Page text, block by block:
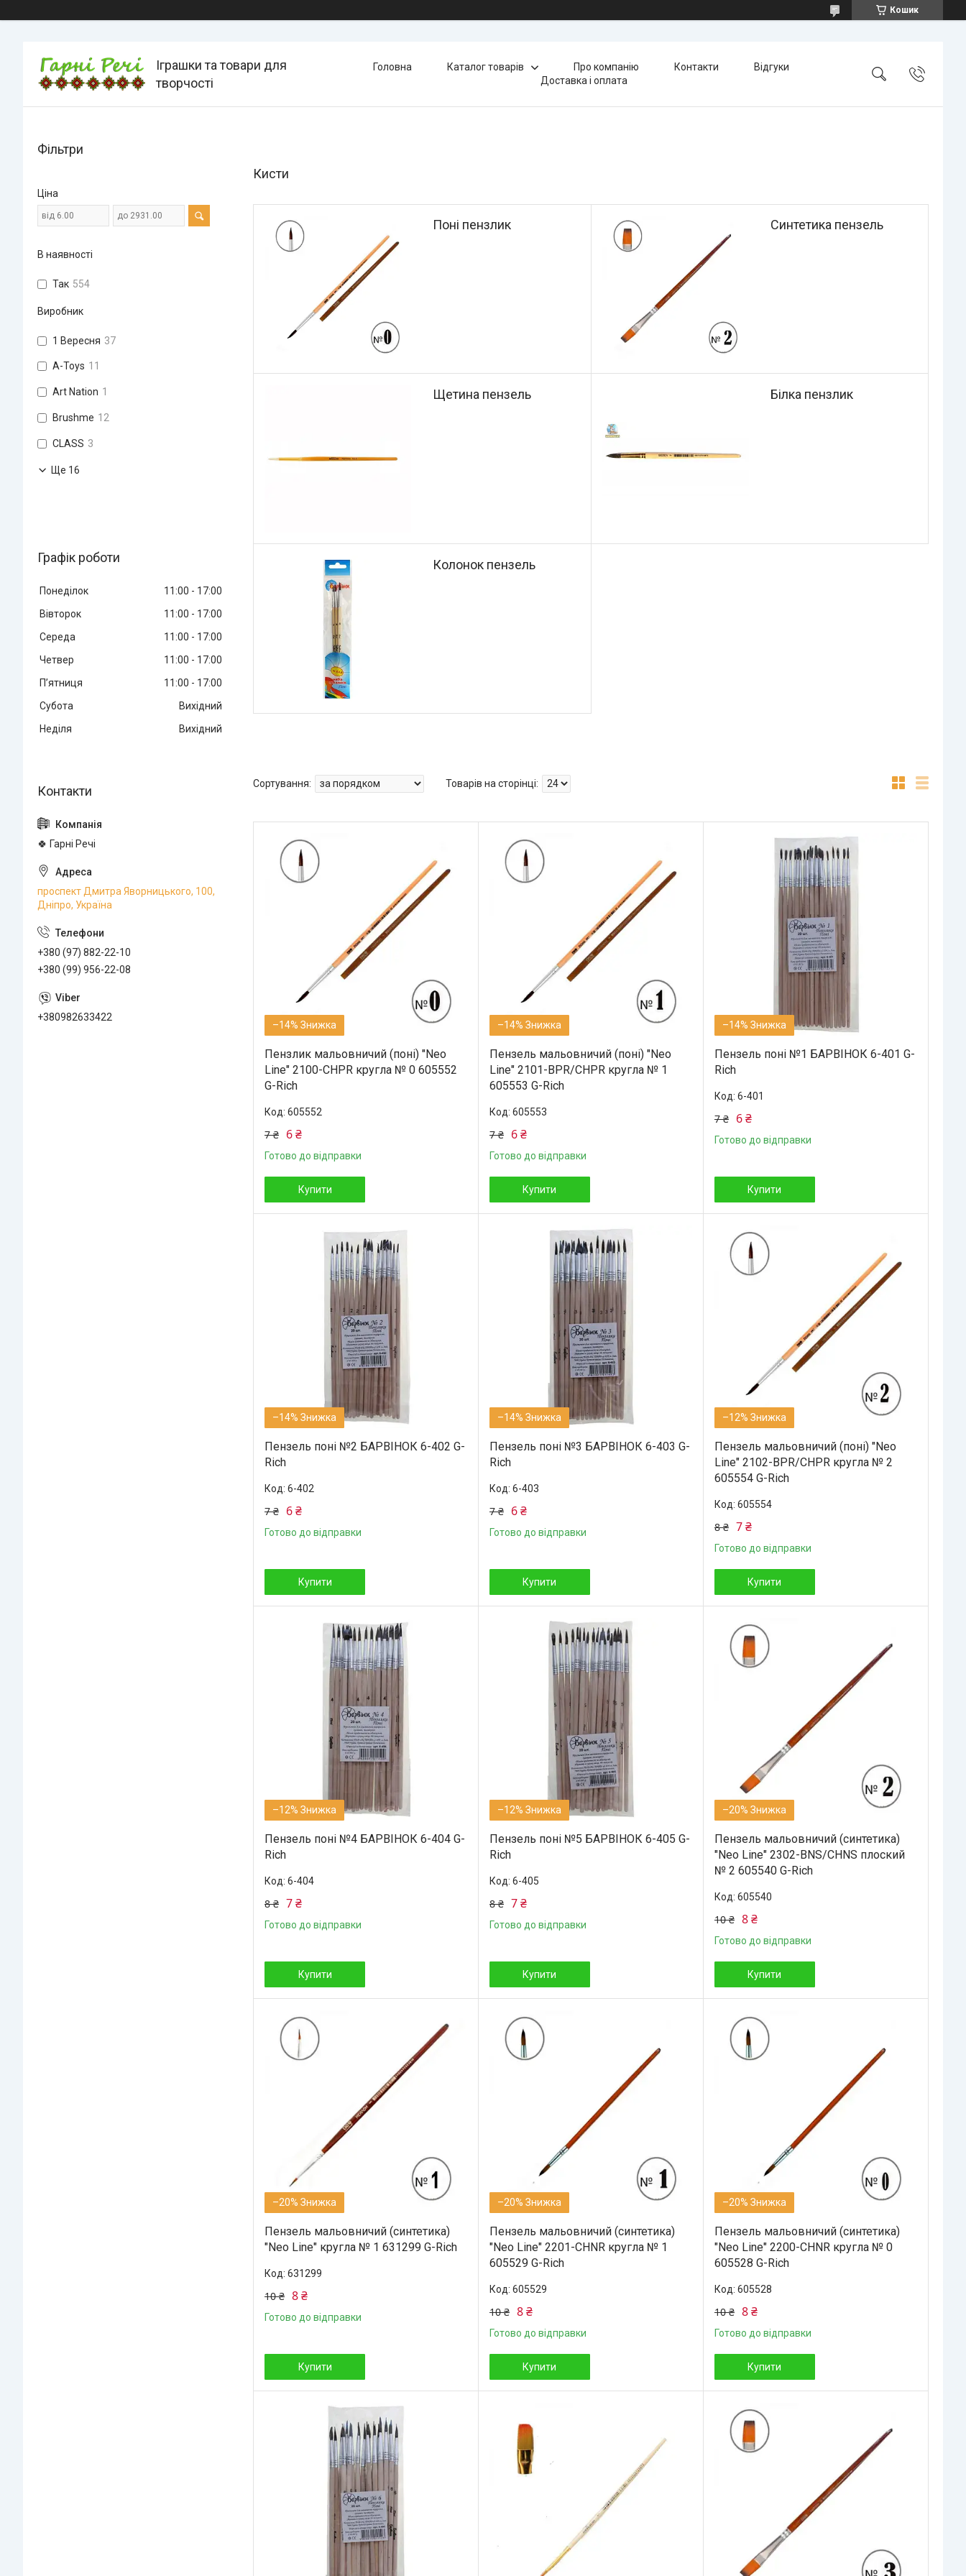
Кошик
Іграшки та товари для
творчості
Головна Каталог товарів Про компанію Контакти
Відгуки
Доставка і оплата
Кисти
Поні пензлик Синтетика пензель
Щетина пензель Білка пензлик
Колонок пензель
–14%
Пензлик мальовничий (поні) "Neo
Line" 2100-CHPR кругла № 0 605552
G-Rich
605552
7 ₴ 6 ₴
Готово до відправки
Купити
–14%
Пензель мальовничий (поні) "Neo
Line" 2101-BРR/CHPR кругла № 1
605553 G-Rich
605553
7 ₴ 6 ₴
Готово до відправки
Купити
–14%
Пензель поні №1 БАРВІНОК 6-401 G-
Rich
6-401
7 ₴ 6 ₴
Готово до відправки
Купити
–14%
Пензель поні №2 БАРВІНОК 6-402 G-
Rich
6-402
7 ₴ 6 ₴
Готово до відправки
Купити
–14%
Пензель поні №3 БАРВІНОК 6-403 G-
Rich
6-403
7 ₴ 6 ₴
Готово до відправки
Купити
–12%
Пензель мальовничий (поні) "Neo
Line" 2102-BРR/CHPR кругла № 2
605554 G-Rich
605554
8 ₴ 7 ₴
Готово до відправки
Купити
–12%
Пензель поні №4 БАРВІНОК 6-404 G-
Rich
6-404
8 ₴ 7 ₴
Готово до відправки
Купити
–12%
Пензель поні №5 БАРВІНОК 6-405 G-
Rich
6-405
8 ₴ 7 ₴
Готово до відправки
Купити
–20%
Пензель мальовничий (синтетика)
"Neo Line" 2302-BNS/CHNS плоский
№ 2 605540 G-Rich
605540
10 ₴ 8 ₴
Готово до відправки
Купити
–20%
Пензель мальовничий (синтетика)
"Neo Line" кругла № 1 631299 G-Rich
631299
10 ₴ 8 ₴
Готово до відправки
Купити
–20%
Пензель мальовничий (синтетика)
"Neo Line" 2201-CHNR кругла № 1
605529 G-Rich
605529
10 ₴ 8 ₴
Готово до відправки
Купити
–20%
Пензель мальовничий (синтетика)
"Neo Line" 2200-CHNR кругла № 0
605528 G-Rich
605528
10 ₴ 8 ₴
Готово до відправки
Купити
Фільтри
Ціна
В наявності
Так 554
Виробник
1 Вересня 37
A-Toys 11
Art Nation 1
Brushme 12
CLASS 3
Ще 16
Графік роботи
Понеділок 11:00
17:00
Вівторок
11:00
17:00
Середа
11:00
17:00
Четвер
11:00
17:00
Пʼятниця
11:00
17:00
Субота
Вихідний
Неділя
Вихідний
🍀 Гарні Речі
проспект Дмитра Яворницького, 100,
Дніпро, Україна
+380 (97) 882-22-10
+380 (99) 956-22-08
+380982633422